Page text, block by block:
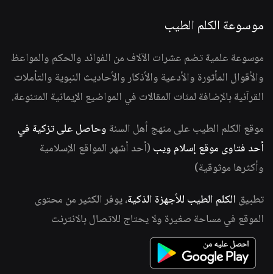
موسوعة الكلم الطيب
موسوعة علمية تضم عشرات الآلاف من الفوائد والحكم والمواعظ
والأقوال المأثورة والأدعية والأذكار والأحاديث النبوية والتأملات
القرآنية بالإضافة لمئات المقالات في المواضيع الإيمانية المتنوعة.
موقع الكلم الطيب على منهج أهل السنة وحاصل على تزكية في
أحد فتاوى موقع إسلام ويب (أحد أشهر المواقع الإسلامية
وأكثرها موثوقية)
تطبيق الكلم الطيب للأجهزة الذكية، يوفر الكثير من محتوى
الموقع في مساحة صغيرة ولا يحتاج للاتصال بالانترنت